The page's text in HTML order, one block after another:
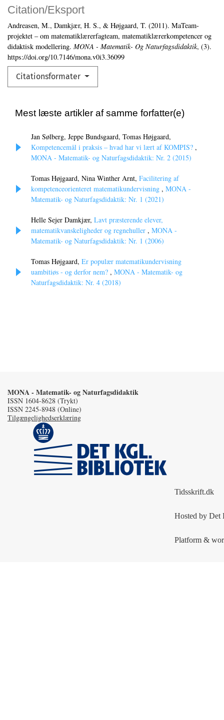
Citation/Eksport
Andreasen, M., Damkjær, H. S., & Højgaard, T. (2011). MaTeam-
projektet – om matematiklærerfagteam, matematiklærerkompetencer og
didaktisk modellering. MONA - Matematik- Og Naturfagsdidaktik, (3).
https://doi.org/10.7146/mona.v0i3.36099
Citationsformater
Mest læste artikler af samme forfatter(e)
Jan Sølberg, Jeppe Bundsgaard, Tomas Højgaard,
Kompetencemål i praksis – hvad har vi lært af KOMPIS? ,
MONA - Matematik- og Naturfagsdidaktik: Nr. 2 (2015)
Tomas Højgaard, Nina Winther Arnt, Facilitering af
kompetenceorienteret matematikundervisning , MONA -
Matematik- og Naturfagsdidaktik: Nr. 1 (2021)
Helle Sejer Damkjær, Lavt præsterende elever,
matematikvanskeligheder og regnehuller , MONA -
Matematik- og Naturfagsdidaktik: Nr. 1 (2006)
Tomas Højgaard, Er populær matematikundervisning
uambitiøs - og derfor nem? , MONA - Matematik- og
Naturfagsdidaktik: Nr. 4 (2018)
MONA - Matematik- og Naturfagsdidaktik
ISSN 1604-8628 (Trykt)
ISSN 2245-8948 (Online)
Tilgængelighedserklæring